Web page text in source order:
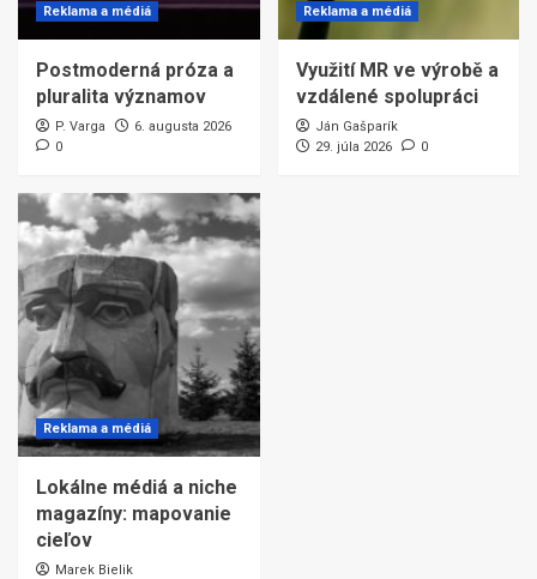
Reklama a médiá
Postmoderná próza a
pluralita významov
P. Varga
6. augusta 2026
0
Reklama a médiá
Využití MR ve výrobě a
vzdálené spolupráci
Ján Gašparík
29. júla 2026
0
Reklama a médiá
Lokálne médiá a niche
magazíny: mapovanie
cieľov
Marek Bielik